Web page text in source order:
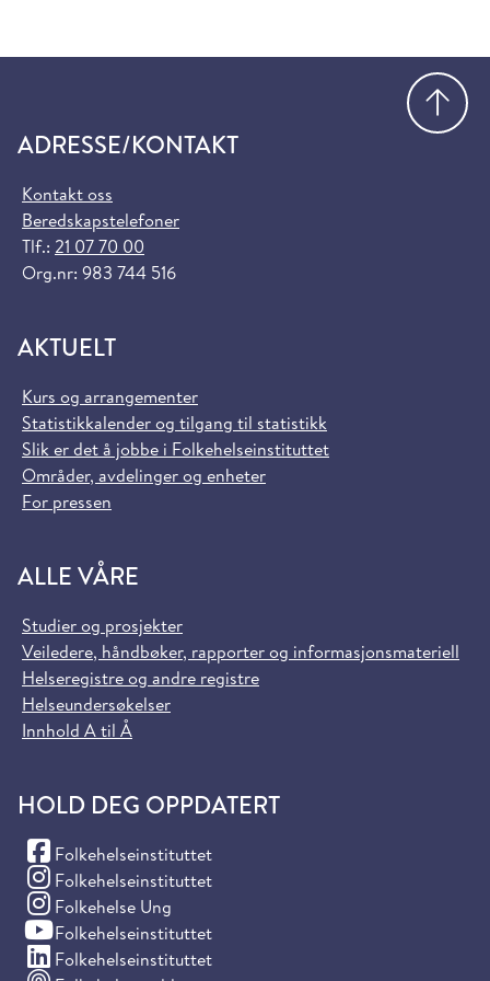
ADRESSE/KONTAKT
Kontakt oss
Beredskapstelefoner
Tlf.: 21 07 70 00
Org.nr: 983 744 516
AKTUELT
Kurs og arrangementer
Statistikkalender og tilgang til statistikk
Slik er det å jobbe i Folkehelseinstituttet
Områder, avdelinger og enheter
For pressen
ALLE VÅRE
Studier og prosjekter
Veiledere, håndbøker, rapporter og informasjonsmateriell
Helseregistre og andre registre
Helseundersøkelser
Innhold A til Å
HOLD DEG OPPDATERT
Folkehelseinstituttet
(Facebook)
Folkehelseinstituttet
(Instagram)
Folkehelse Ung
(Instagram)
Folkehelseinstituttet
(YouTube)
Folkehelseinstituttet
(LinkedIn)